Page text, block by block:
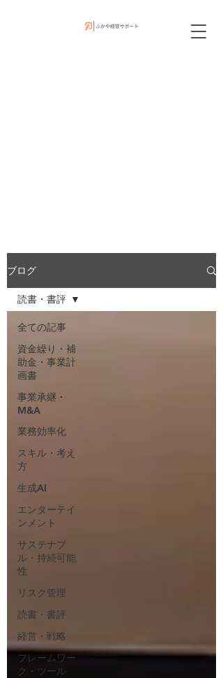
ブログ
全ての記事
資金繰り・補
助金・事業計
画書
事業承継・
M&A
業務効率化
スキル・考え
方
生成AI
エンターテイ
ンメント
サステナブ
ル・持続可能
性
リスク管理
読書・書評
経営・戦略
フレームワー
ク・ツール
読書・書評